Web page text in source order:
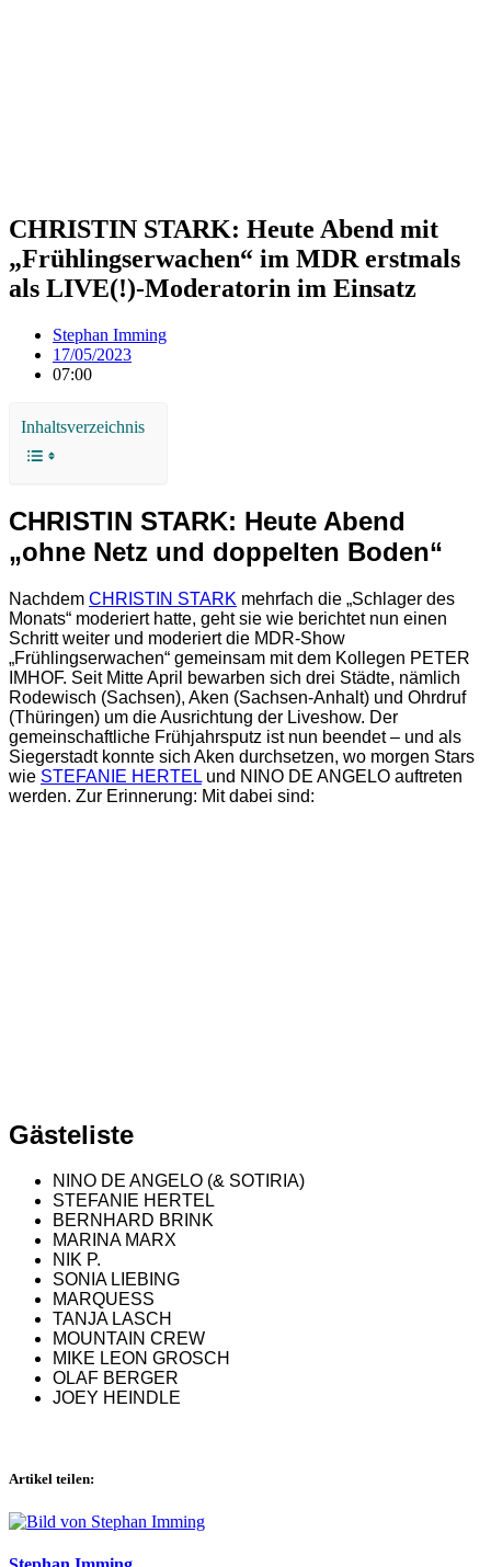
CHRISTIN STARK: Heute Abend mit
„Frühlingserwachen“ im MDR erstmals
als LIVE(!)-Moderatorin im Einsatz
Stephan Imming
17/05/2023
07:00
Inhaltsverzeichnis
CHRISTIN STARK: Heute Abend
„ohne Netz und doppelten Boden“
Nachdem CHRISTIN STARK mehrfach die „Schlager des
Monats“ moderiert hatte, geht sie wie berichtet nun einen
Schritt weiter und moderiert die MDR-Show
„Frühlingserwachen“ gemeinsam mit dem Kollegen PETER
IMHOF. Seit Mitte April bewarben sich drei Städte, nämlich
Rodewisch (Sachsen), Aken (Sachsen-Anhalt) und Ohrdruf
(Thüringen) um die Ausrichtung der Liveshow. Der
gemeinschaftliche Frühjahrsputz ist nun beendet – und als
Siegerstadt konnte sich Aken durchsetzen, wo morgen Stars
wie STEFANIE HERTEL und NINO DE ANGELO auftreten
werden. Zur Erinnerung: Mit dabei sind:
Gästeliste
NINO DE ANGELO (& SOTIRIA)
STEFANIE HERTEL
BERNHARD BRINK
MARINA MARX
NIK P.
SONIA LIEBING
MARQUESS
TANJA LASCH
MOUNTAIN CREW
MIKE LEON GROSCH
OLAF BERGER
JOEY HEINDLE
Artikel teilen: